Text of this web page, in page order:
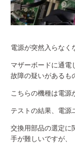
電源が突然入らなく
マザーボードに通電
故障の疑いがあるも
こちらの機種は電源
テストの結果、電源
交換用部品の選定に
手が難しいですが、